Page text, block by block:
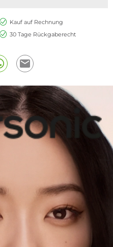
Kauf auf Rechnung
30 Tage Rückgaberecht